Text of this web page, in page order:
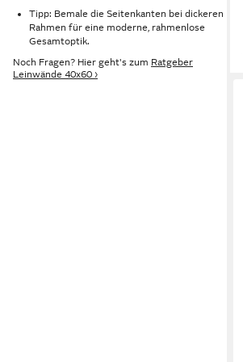
Tipp: Bemale die Seitenkanten bei dickeren
Rahmen für eine moderne, rahmenlose
Gesamtoptik.
Noch Fragen? Hier geht's zum Ratgeber
Leinwände 40x60 ›